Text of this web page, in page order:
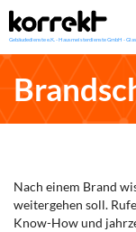
Nach einem Brand
weitergehen soll.
Know-How und